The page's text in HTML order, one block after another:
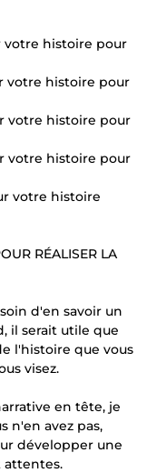
votre histoire pour
votre histoire pour
votre histoire pour
votre histoire pour
votre histoire
RÉALISER LA
d'en savoir un
il serait utile que
l'histoire que vous
visez.
en tête, je
n'en avez pas,
développer une
attentes.